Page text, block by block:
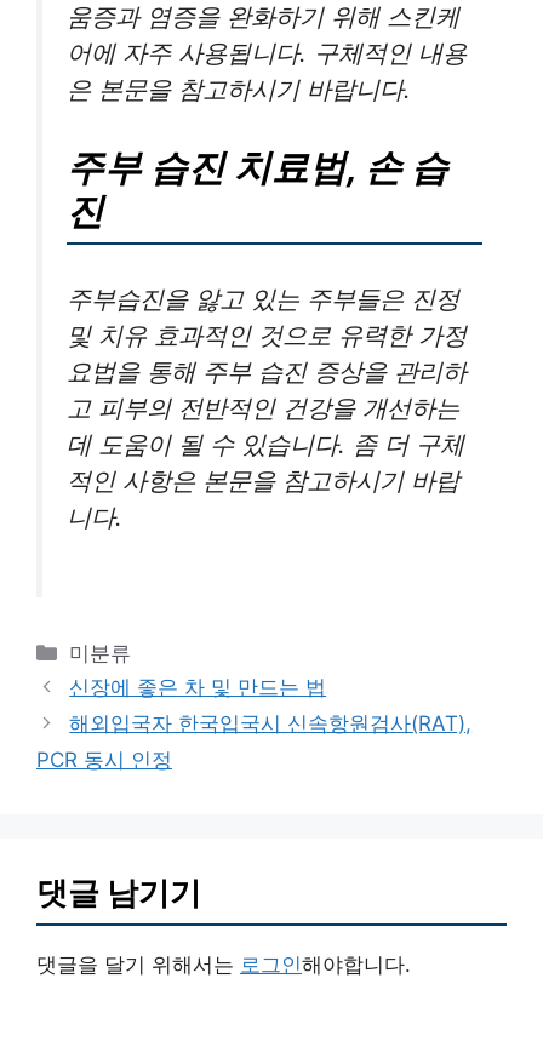
움증과 염증을 완화하기 위해 스킨케
어에 자주 사용됩니다. 구체적인 내용
은 본문을 참고하시기 바랍니다.
주부 습진 치료법, 손 습
진
주부습진을 앓고 있는 주부들은 진정
및 치유 효과적인 것으로 유력한 가정
요법을 통해 주부 습진 증상을 관리하
고 피부의 전반적인 건강을 개선하는
데 도움이 될 수 있습니다. 좀 더 구체
적인 사항은 본문을 참고하시기 바랍
니다.
카
테
고
미분류
신장에 좋은 차 및 만드는 법
해외입국자 한국입국시 신속항원검사(RAT),
PCR 동시 인정
댓글 남기기
댓글을 달기 위해서는 로그인해야합니다.